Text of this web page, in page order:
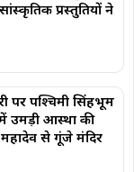
प्रस्तुतियों ने
पर पश्चिमी सिंहभूम
उमड़ी आस्था की
से गूंजे मंदिर